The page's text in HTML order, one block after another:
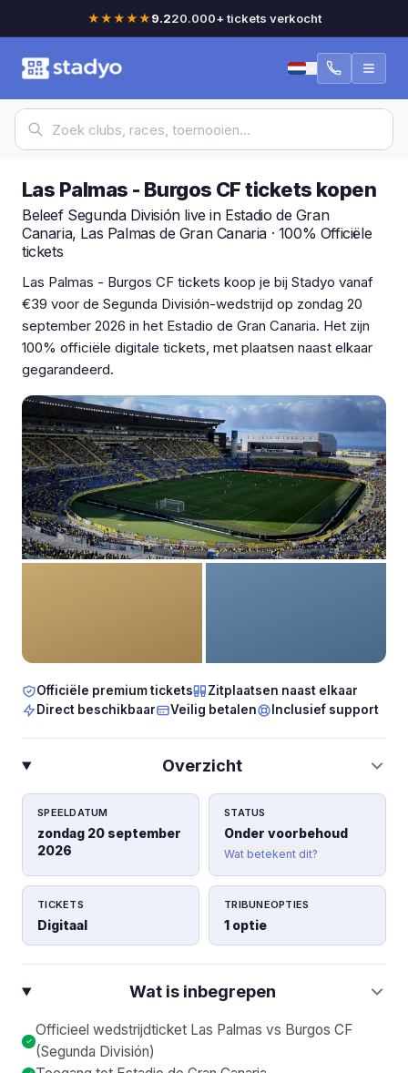
★★★★★9.220.000+ tickets verkocht
Las Palmas - Burgos CF tickets kopen
Beleef Segunda División live in Estadio de Gran
Canaria, Las Palmas de Gran Canaria · 100% Officiële
tickets
Las Palmas - Burgos CF tickets koop je bij Stadyo vanaf
€39 voor de Segunda División-wedstrijd op zondag 20
september 2026 in het Estadio de Gran Canaria. Het zijn
100% officiële digitale tickets, met plaatsen naast elkaar
gegarandeerd.
Officiële premium tickets
Zitplaatsen naast elkaar
Direct beschikbaar
Veilig betalen Inclusief support
Overzicht
SPEELDATUM
zondag 20 september
2026
STATUS
Onder voorbehoud
Wat betekent dit?
TICKETS
Digitaal
TRIBUNEOPTIES
1 optie
Wat is inbegrepen
Officieel wedstrijdticket Las Palmas vs Burgos CF
(Segunda División)